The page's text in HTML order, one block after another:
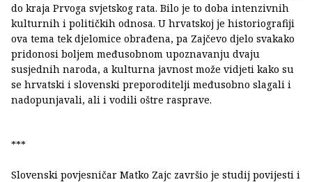
do kraja Prvoga svjetskog rata. Bilo je to doba intenzivnih
kulturnih i političkih odnosa. U hrvatskoj je historiografiji
ova tema tek djelomice obrađena, pa Zajčevo djelo svakako
pridonosi boljem međusobnom upoznavanju dvaju
susjednih naroda, a kulturna javnost može vidjeti kako su
se hrvatski i slovenski preporoditelji međusobno slagali i
nadopunjavali, ali i vodili oštre rasprave.
***
Slovenski povjesničar Matko Zajc završio je studij povijesti i